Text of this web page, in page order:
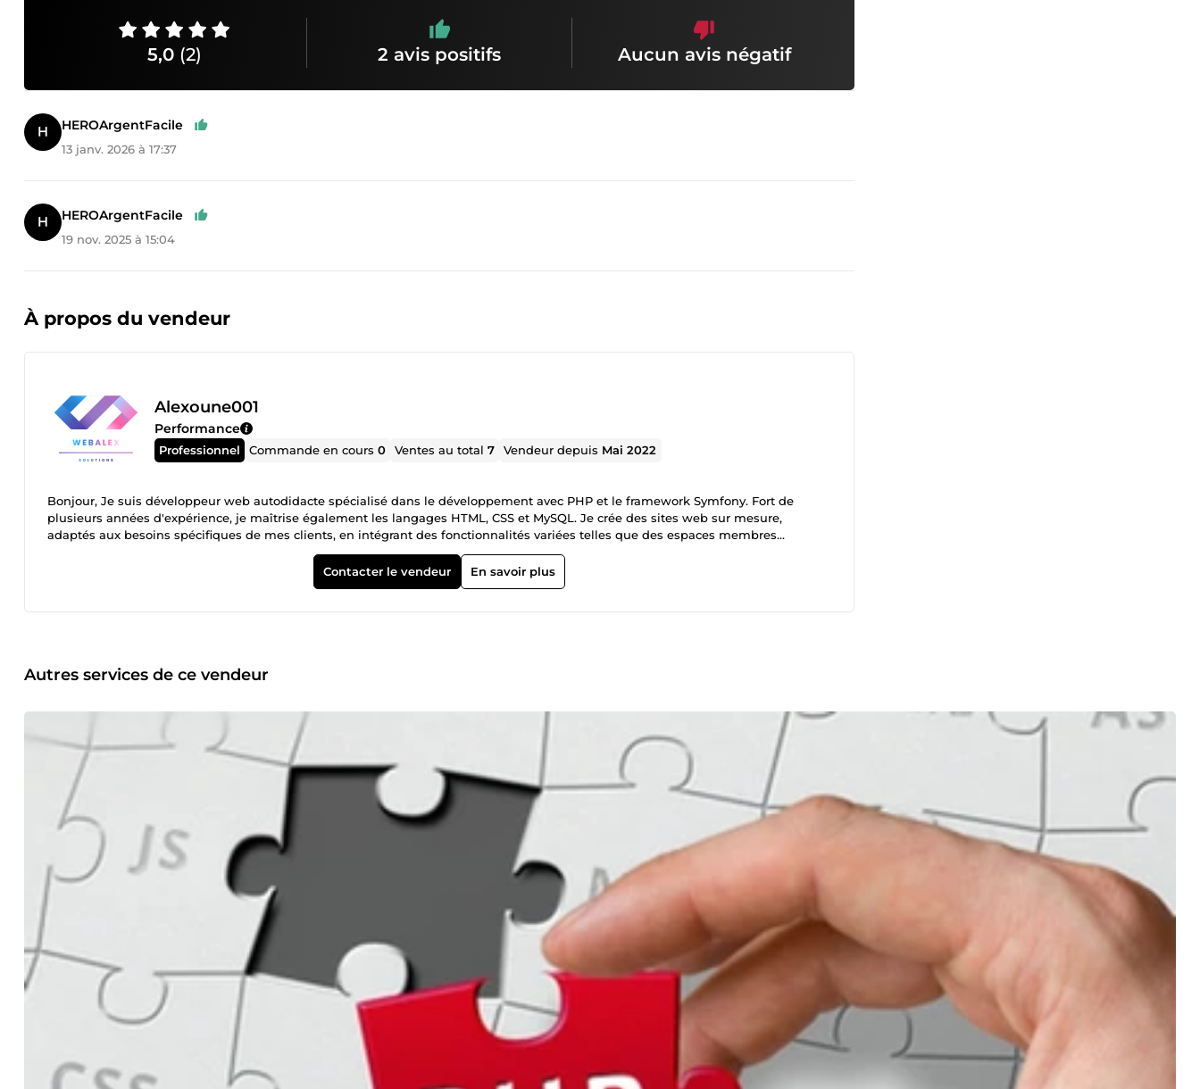
5,0 (2) 2 avis positifs Aucun avis négatif
HEROArgentFacile
13 janv. 2026 à 17:37
HEROArgentFacile
19 nov. 2025 à 15:04
À propos du vendeur
Alexoune001
Performance
Professionnel Commande en cours0 Ventes au total7 Vendeur depuis Mai 2022
Bonjour, Je suis développeur web autodidacte spécialisé dans le développement avec PHP et le framework Symfony. Fort de
plusieurs années d'expérience, je maîtrise également les langages HTML, CSS et MySQL. Je crée des sites web sur mesure,
adaptés aux besoins spécifiques de mes clients, en intégrant des fonctionnalités variées telles que des espaces membres
complets, des forums, des systèmes de news, et des interfaces administratives. Les projets que je développe sont compatibles
avec la dernière version de PHP, et je m'assure de rester à jour dans mes compétences pour offrir un travail de qualité. À noter : Je
ne propose pas d'hébergement ; il est donc nécessaire d'avoir un hébergement web pour déployer votre site une fois le
Contacter le vendeur En savoir plus
Autres services de ce vendeur